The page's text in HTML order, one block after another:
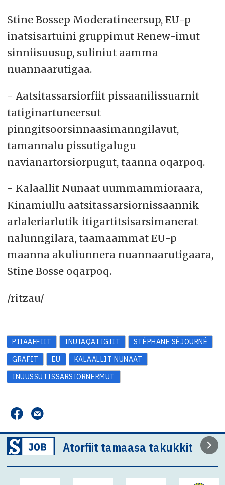
Stine Bossep Moderatineersup, EU-p
inatsisartuini gruppimut Renew-imut
sinniisuusup, suliniut aamma
nuannaarutigaa.
- Aatsitassarsiorfiit pissaanilissuarnit
tatiginartuneersut
pinngitsoorsinnaasimanngilavut,
tamannalu pissutigalugu
navianartorsiorpugut, taanna oqarpoq.
- Kalaallit Nunaat uummammioraara,
Kinamiullu aatsitassarsiornissaannik
arlaleriarlutik itigartitsisarsimanerat
nalunngilara, taamaammat EU-p
maanna akuliunnera nuannaarutigaara,
Stine Bosse oqarpoq.
/ritzau/
PIIAAFFIIT INUIAQATIGIIT
STÉPHANE SÉJOURNÉ
GRAFIT
EU
KALAALLIT NUNAAT
INUUSSUTISSARSIORNERMUT
Atorfiit tamaasa takukkit